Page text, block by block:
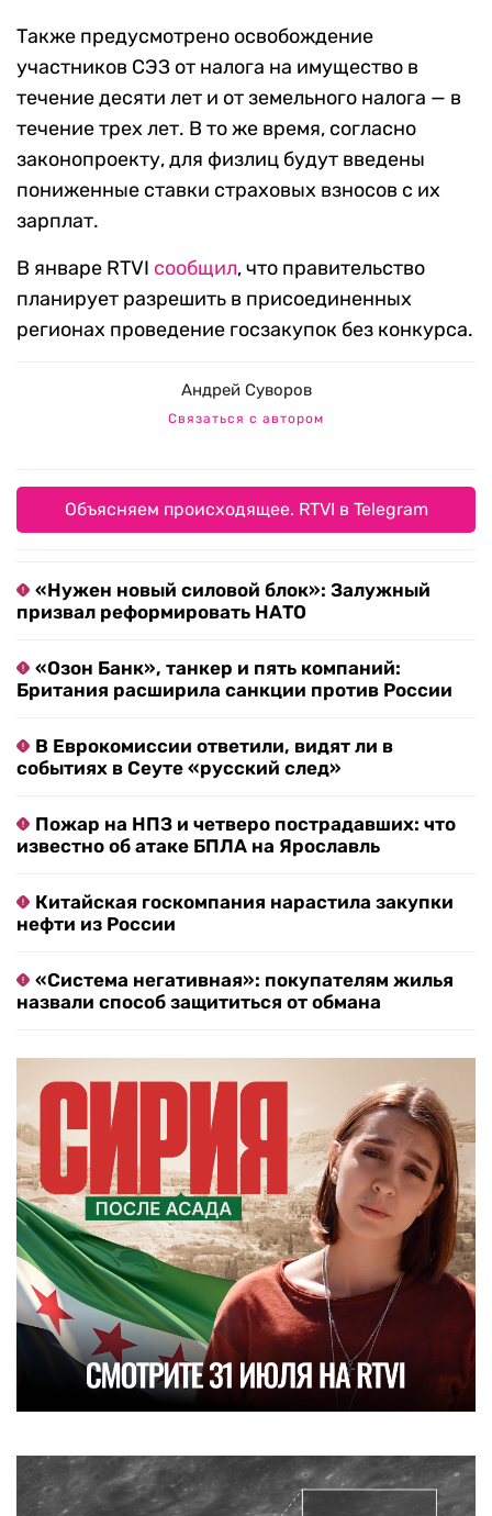
Также предусмотрено освобождение
участников СЭЗ от налога на имущество в
течение десяти лет и от земельного налога — в
течение трех лет. В то же время, согласно
законопроекту, для физлиц будут введены
пониженные ставки страховых взносов с их
зарплат.
В январе RTVI сообщил, что правительство
планирует разрешить в присоединенных
регионах проведение госзакупок без конкурса.
Андрей Суворов
Связаться с автором
Объясняем происходящее. RTVI в Telegram
«Нужен новый силовой блок»: Залужный
призвал реформировать НАТО
«Озон Банк», танкер и пять компаний:
Британия расширила санкции против России
В Еврокомиссии ответили, видят ли в
событиях в Сеуте «русский след»
Пожар на НПЗ и четверо пострадавших: что
известно об атаке БПЛА на Ярославль
Китайская госкомпания нарастила закупки
нефти из России
«Система негативная»: покупателям жилья
назвали способ защититься от обмана